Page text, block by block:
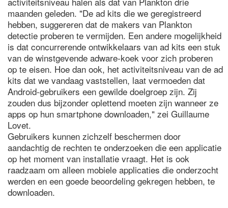
maanden geleden. "De ad kits die we geregistreerd
hebben, suggereren dat de makers van Plankton
detectie proberen te vermijden. Een andere mogelijkheid
is dat concurrerende ontwikkelaars van ad kits een stuk
van de winstgevende adware-koek voor zich proberen
op te eisen. Hoe dan ook, het activiteitsniveau van de ad
kits dat we vandaag vaststellen, laat vermoeden dat
Android-gebruikers een gewilde doelgroep zijn. Zij
zouden dus bijzonder oplettend moeten zijn wanneer ze
apps op hun smartphone downloaden," zei Guillaume
Lovet.
Gebruikers kunnen zichzelf beschermen door
aandachtig de rechten te onderzoeken die een applicatie
op het moment van installatie vraagt. Het is ook
raadzaam om alleen mobiele applicaties die onderzocht
werden en een goede beoordeling gekregen hebben, te
downloaden.